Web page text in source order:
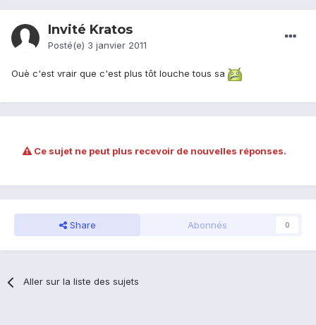
Invité Kratos
Posté(e) 3 janvier 2011
Ouè c'est vrair que c'est plus tôt louche tous sa
Ce sujet ne peut plus recevoir de nouvelles réponses.
Share Abonnés 0
Aller sur la liste des sujets